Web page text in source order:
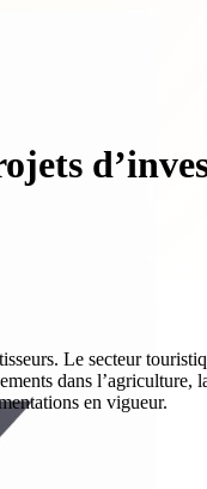
Le secteur
dans l’agriculture,
en vigueur.